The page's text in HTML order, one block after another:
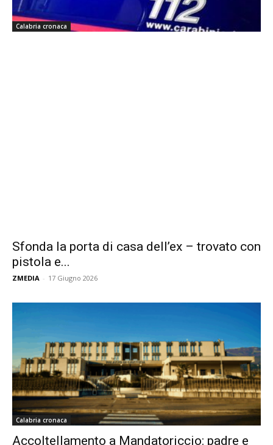
Calabria cronaca
Sfonda la porta di casa dell’ex – trovato con
pistola e...
ZMEDIA - 17 Giugno 2026
Calabria cronaca
Accoltellamento a Mandatoriccio: padre e